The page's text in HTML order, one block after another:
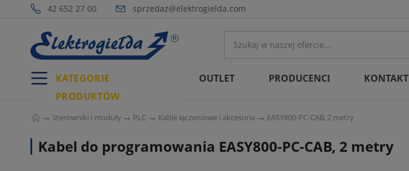
42 652 27 00 sprzedaz@elektrogielda.com
KATEGORIE
PRODUKTÓW
OUTLET PRODUCENCI KONTAKT
Sterowniki i moduły PLC Kable łączeniowe i akcesoria EASY800-PC-CAB, 2 metry
Kabel do programowania EASY800-PC-CAB, 2 metry